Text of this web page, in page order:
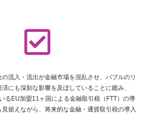
流入・流出が金融市場を混乱させ、バブルのリ
にも深刻な影響を及ぼしていることに鑑み、
るEU加盟11ヶ国による金融取引税（FTT）の導
据えながら、将来的な金融・通貨取引税の導入